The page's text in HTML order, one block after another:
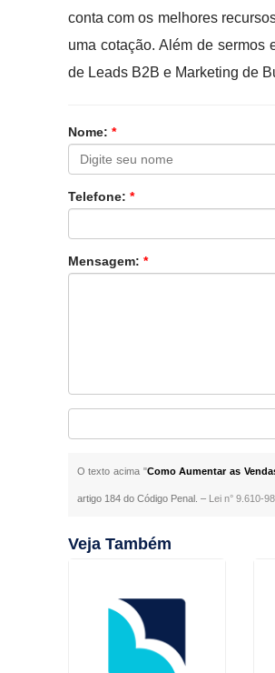
conta com os melhores
uma cotação. Além de sermos
de Leads B2B e Marketing de
Nome: *
Telefone: *
Mensagem: *
O texto acima "Como Aumentar as
artigo 184 do Código Penal. – Lei n° 9.610-
Veja Também